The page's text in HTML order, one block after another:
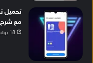
مع شرح
18 يوليو 2025